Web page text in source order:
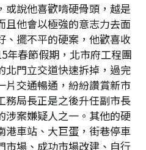
或說他喜歡啃硬骨頭，越是
且他會以極強的意志力去面
、擺不平的硬案，他歡喜收
年春節假期，北市府工程團
北門立交道快速拆掉，過完
片交通暢通，紛紛讚賞新市
務局長正是之後升任副市長
涉案嫌疑人之一。其他的硬
港車站、大巨蛋，街巷停車
市場、成功市場改建、自行